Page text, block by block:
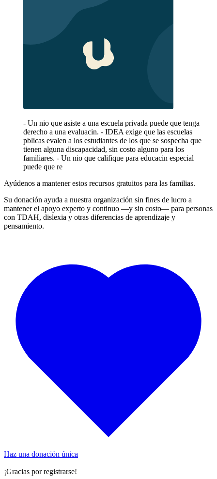
- Un nio que asiste a una escuela privada puede que tenga
derecho a una evaluacin. - IDEA exige que las escuelas
pblicas evalen a los estudiantes de los que se sospecha que
tienen alguna discapacidad, sin costo alguno para los
familiares. - Un nio que califique para educacin especial
puede que re
Ayúdenos a mantener estos recursos gratuitos para las familias.
Su donación ayuda a nuestra organización sin fines de lucro a
mantener el apoyo experto y continuo —y sin costo— para personas
con TDAH, dislexia y otras diferencias de aprendizaje y
pensamiento.
Haz una donación única
¡Gracias por registrarse!